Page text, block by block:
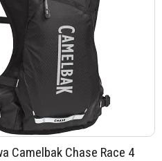
Camelbak Chase Race 4